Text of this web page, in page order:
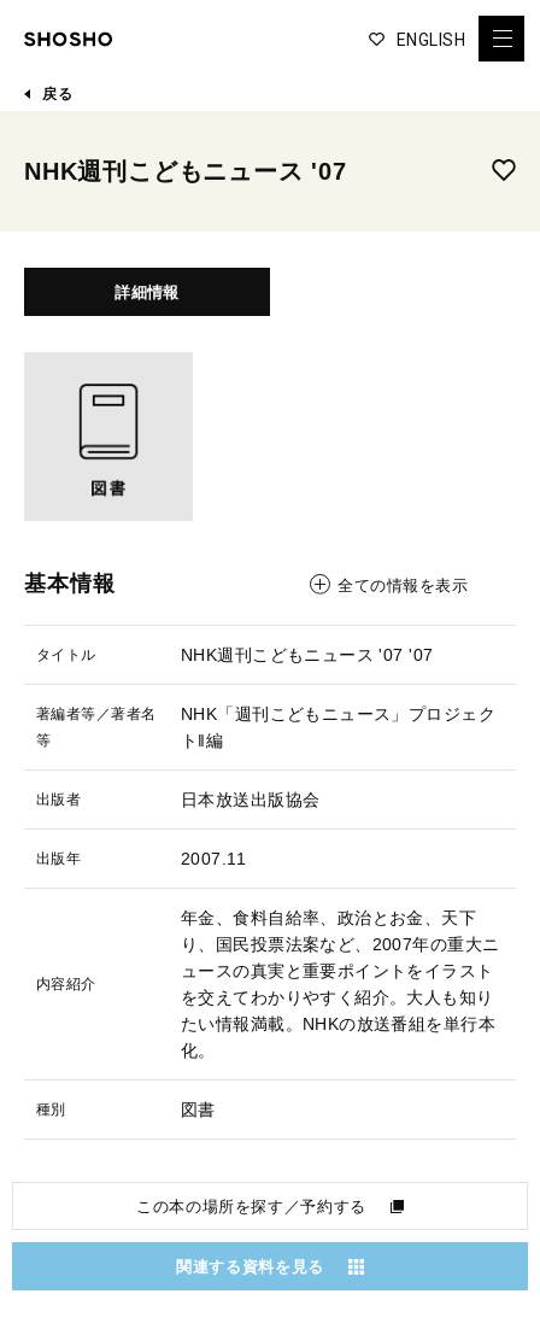
ENGLISH
戻る
NHK週刊こどもニュース '07
詳細情報
基本情報 全ての情報を表示
タイトル NHK週刊こどもニュース '07 '07
著編者等／著者名
等
NHK「週刊こどもニュース」プロジェク
ト‖編
出版者 日本放送出版協会
出版年 2007.11
内容紹介
年金、食料自給率、政治とお金、天下
り、国民投票法案など、2007年の重大ニ
ュースの真実と重要ポイントをイラスト
を交えてわかりやすく紹介。大人も知り
たい情報満載。NHKの放送番組を単行本
化。
種別 図書
この本の場所を探す／予約する
関連する資料を見る